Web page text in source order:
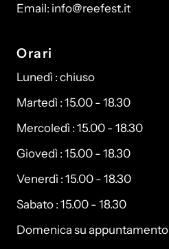
Email: info@reefest.it
Orari
Lunedì : chiuso
Martedì : 15.00 - 18.30
Mercoledì : 15.00 - 18.30
Giovedì : 15.00 - 18.30
Venerdì : 15.00 - 18.30
Sabato : 15.00 - 18.30
Domenica su appuntamento